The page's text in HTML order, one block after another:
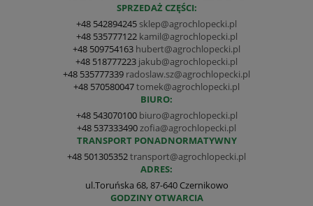
SPRZEDAŻ CZĘŚCI:
+48 542894245 sklep@agrochlopecki.pl
+48 535777122 kamil@agrochlopecki.pl
+48 509754163 hubert@agrochlopecki.pl
+48 518777223 jakub@agrochlopecki.pl
+48 535777339 radoslaw.sz@agrochlopecki.pl
+48 570580047tomek@agrochlopecki.pl
BIURO:
+48 543070100 biuro@agrochlopecki.pl
+48 537333490 zofia@agrochlopecki.pl
TRANSPORT PONADNORMATYWNY
+48 501305352transport@agrochlopecki.pl
ADRES:
ul.Toruńska 68, 87-640 Czernikowo
GODZINY OTWARCIA